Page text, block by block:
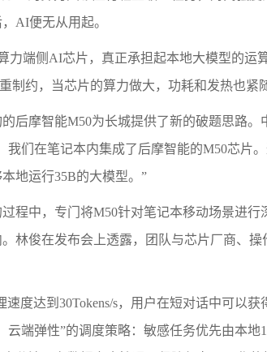
AI便无从用起。
力端侧AI芯片，真正承担起本地大模型的
制约，当芯片的算力做大，功耗和发热也紧
后摩智能M50为长城提供了新的破题思路
我们在笔记本内集成了后摩智能的M50芯片
地运行35B的大模型。”
程中，专门将M50针对笔记本移动场景进
林俊在发布会上透露，团队与芯片厂商、
速度达到30Tokens/s，用户在短对话中可以
云端弹性”的调度策略：敏感任务优先由本